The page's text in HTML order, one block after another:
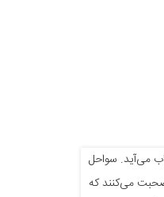
می‌آید. سواحل
صحبت می‌کنند که